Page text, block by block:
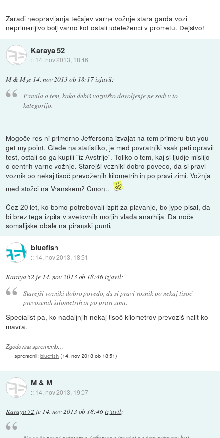
Zaradi neopravljanja tečajev varne vožnje stara garda vozi
neprimerljivo bolj varno kot ostali udeleženci v prometu. Dejstvo!
Karaya 52
:: 14. nov 2013, 18:46
M & Mje 14. nov 2013 ob 18:17izjavil:
Pravila o tem, kako dobiš vozniško dovoljenje ne sodi v to
kategorijo.
Mogoče res ni primerno Jeffersona izvajat na tem primeru but you
get my point. Glede na statistiko, je med povratniki vsak peti opravil
test, ostali so ga kupili "iz Avstrije". Toliko o tem, kaj si ljudje mislijo
o centrih varne vožnje. Starejši vozniki dobro povedo, da si pravi
voznik po nekaj tisoč prevoženih kilometrih in po pravi zimi. Vožnja
med stožci na Vranskem? Cmon...
Čez 20 let, ko bomo potrebovali izpit za plavanje, bo jype pisal, da
bi brez tega izpita v svetovnih morjih vlada anarhija. Da noče
somalijske obale na piranski punti.
bluefish
:: 14. nov 2013, 18:51
Karaya 52 je 14. nov 2013 ob 18:46izjavil:
Starejši vozniki dobro povedo, da si pravi voznik po nekaj tisoč
prevoženih kilometrih in po pravi zimi.
Specialist pa, ko nadaljnjih nekaj tisoč kilometrov prevoziš nalit ko
mavra.
Zgodovina sprememb…
spremenil:bluefish(14. nov 2013 ob 18:51)
M & M
:: 14. nov 2013, 19:07
Karaya 52 je 14. nov 2013 ob 18:46izjavil: